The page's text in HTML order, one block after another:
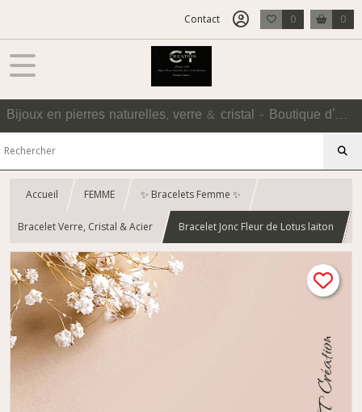
Contact 0 0
Bijoux en pierres naturelles, verre & cristal - Boutique d'Accessoires
Accueil FEMME ✨ Bracelets Femme ✨
Bracelet Verre, Cristal & Acier Bracelet Jonc Fleur de Lotus laiton